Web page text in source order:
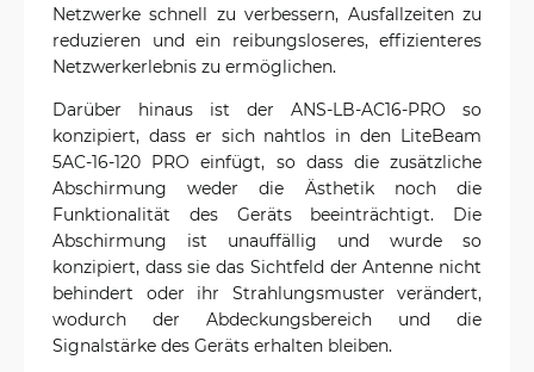
Netzwerke schnell zu verbessern, Ausfallzeiten zu
reduzieren und ein reibungsloseres, effizienteres
Netzwerkerlebnis zu ermöglichen.
Darüber hinaus ist der ANS-LB-AC16-PRO so
konzipiert, dass er sich nahtlos in den LiteBeam
5AC-16-120 PRO einfügt, so dass die zusätzliche
Abschirmung weder die Ästhetik noch die
Funktionalität des Geräts beeinträchtigt. Die
Abschirmung ist unauffällig und wurde so
konzipiert, dass sie das Sichtfeld der Antenne nicht
behindert oder ihr Strahlungsmuster verändert,
wodurch der Abdeckungsbereich und die
Signalstärke des Geräts erhalten bleiben.